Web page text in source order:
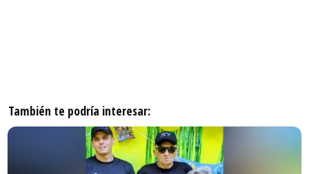
También te podría interesar: